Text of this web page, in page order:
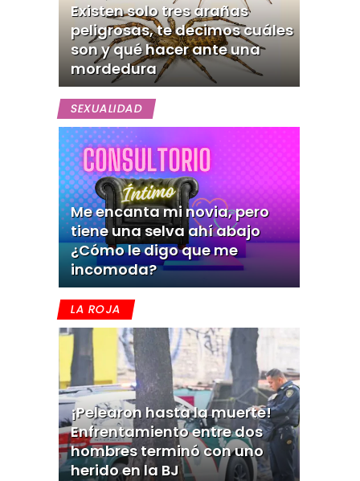
Existen solo tres arañas
peligrosas, te decimos cuáles
son y qué hacer ante una
mordedura
SEXUALIDAD
Me encanta mi novia, pero
tiene una selva ahí abajo
¿Cómo le digo que me
incomoda?
LA ROJA
¡Pelearon hasta la muerte!
Enfrentamiento entre dos
hombres terminó con uno
herido en la BJ